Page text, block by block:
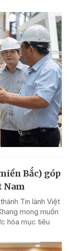
Bắc) góp
Nam
Tin lành Việt
mong muốn
hóa mục tiêu